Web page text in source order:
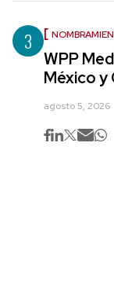
3
WPP
México y
agosto 5, 2026